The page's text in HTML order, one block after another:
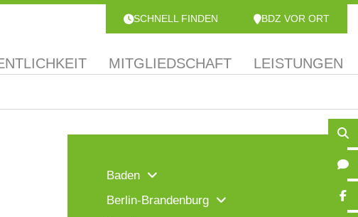
SCHNELL FINDEN BDZ VOR ORT
MITGLIEDSCHAFT LEISTUNGEN
Baden
Berlin-Brandenburg